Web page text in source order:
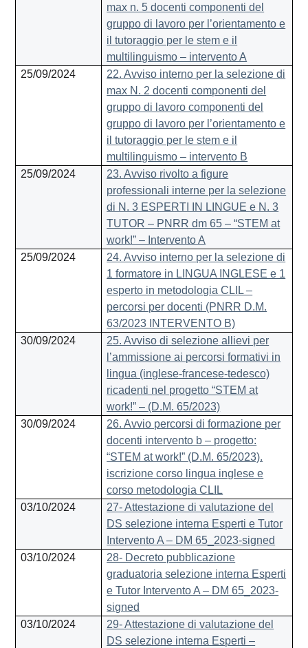
max n. 5 docenti componenti del
gruppo di lavoro per l’orientamento e
il tutoraggio per le stem e il
multilinguismo – intervento A
25/09/2024
22. Avviso interno per la selezione di
max N. 2 docenti componenti del
gruppo di lavoro componenti del
gruppo di lavoro per l’orientamento e
il tutoraggio per le stem e il
multilinguismo – intervento B
25/09/2024
23. Avviso rivolto a figure
professionali interne per la selezione
di N. 3 ESPERTI IN LINGUE e N. 3
TUTOR – PNRR dm 65 – “STEM at
work!” – Intervento A
25/09/2024
24. Avviso interno per la selezione di
1 formatore in LINGUA INGLESE e 1
esperto in metodologia CLIL –
percorsi per docenti (PNRR D.M.
63/2023 INTERVENTO B)
30/09/2024
25. Avviso di selezione allievi per
l’ammissione ai percorsi formativi in
lingua (inglese-francese-tedesco)
ricadenti nel progetto “STEM at
work!” – (D.M. 65/2023)
30/09/2024
26. Avvio percorsi di formazione per
docenti intervento b – progetto:
“STEM at work!” (D.M. 65/2023).
iscrizione corso lingua inglese e
corso metodologia CLIL
03/10/2024
27- Attestazione di valutazione del
DS selezione interna Esperti e Tutor
Intervento A – DM 65_2023-signed
03/10/2024
28- Decreto pubblicazione
graduatoria selezione interna Esperti
e Tutor Intervento A – DM 65_2023-
signed
03/10/2024
29- Attestazione di valutazione del
DS selezione interna Esperti –